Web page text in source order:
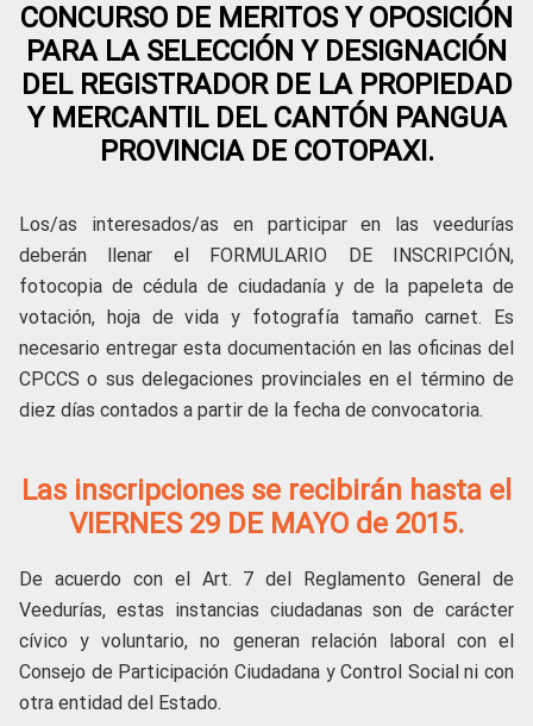
CONCURSO DE MERITOS Y OPOSICIÓN
PARA LA SELECCIÓN Y DESIGNACIÓN
DEL REGISTRADOR DE LA PROPIEDAD
Y MERCANTIL DEL CANTÓN PANGUA
PROVINCIA DE COTOPAXI.
Los/as interesados/as en participar en las veedurías
deberán llenar el FORMULARIO DE INSCRIPCIÓN,
fotocopia de cédula de ciudadanía y de la papeleta de
votación, hoja de vida y fotografía tamaño carnet. Es
necesario entregar esta documentación en las oficinas del
CPCCS o sus delegaciones provinciales en el término de
diez días contados a partir de la fecha de convocatoria.
Las inscripciones se recibirán hasta el
VIERNES 29 DE MAYO de 2015.
De acuerdo con el Art. 7 del Reglamento General de
Veedurías, estas instancias ciudadanas son de carácter
cívico y voluntario, no generan relación laboral con el
Consejo de Participación Ciudadana y Control Social ni con
otra entidad del Estado.